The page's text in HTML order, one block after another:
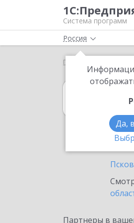
Система программ
Россия
Да,
Главная
в
Псков
Партнеры в